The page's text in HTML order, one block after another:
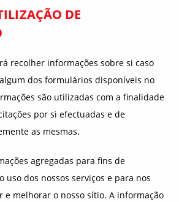
DE
recolher informações sobre si caso
dos formulários disponíveis no
são utilizadas com a finalidade
por si efectuadas e de
as mesmas.
agregadas para fins de
uso dos nossos serviços e para nos
e melhorar o nosso sítio. A informação